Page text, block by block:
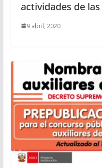
actividades de las
9 abril, 2020